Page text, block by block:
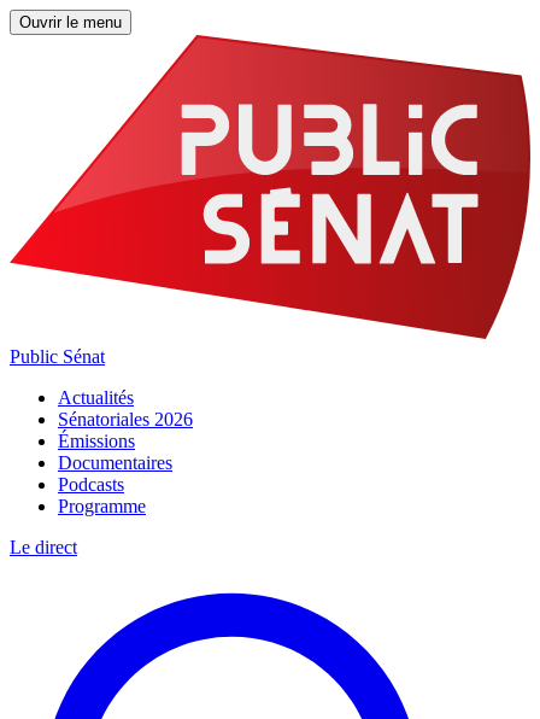
Ouvrir le menu
Public Sénat
Actualités
Sénatoriales 2026
Émissions
Documentaires
Podcasts
Programme
Le direct